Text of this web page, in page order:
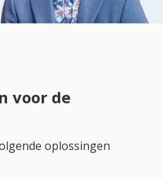
voor de
oplossingen